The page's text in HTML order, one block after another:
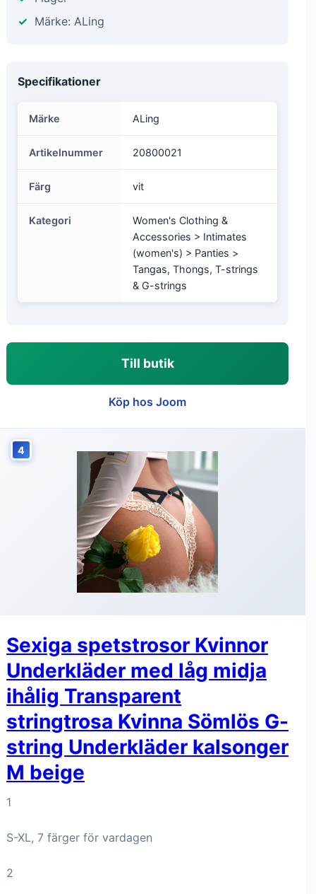
Märke: ALing
Specifikationer
Märke ALing
Artikelnummer 20800021
Färg vit
Kategori
Women's Clothing &
Accessories > Intimates
(women's) > Panties >
Tangas, Thongs, T-strings
& G-strings
Till butik
Köp hos Joom
4
Sexiga spetstrosor Kvinnor
Underkläder med låg midja
ihålig Transparent
stringtrosa Kvinna Sömlös G-
string Underkläder kalsonger
M beige
1
S-XL, 7 färger för vardagen
2